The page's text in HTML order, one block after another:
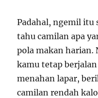
Padahal, ngemil itu
tahu camilan apa
pola makan harian.
kamu tetap
menahan lapar,
camilan rendah